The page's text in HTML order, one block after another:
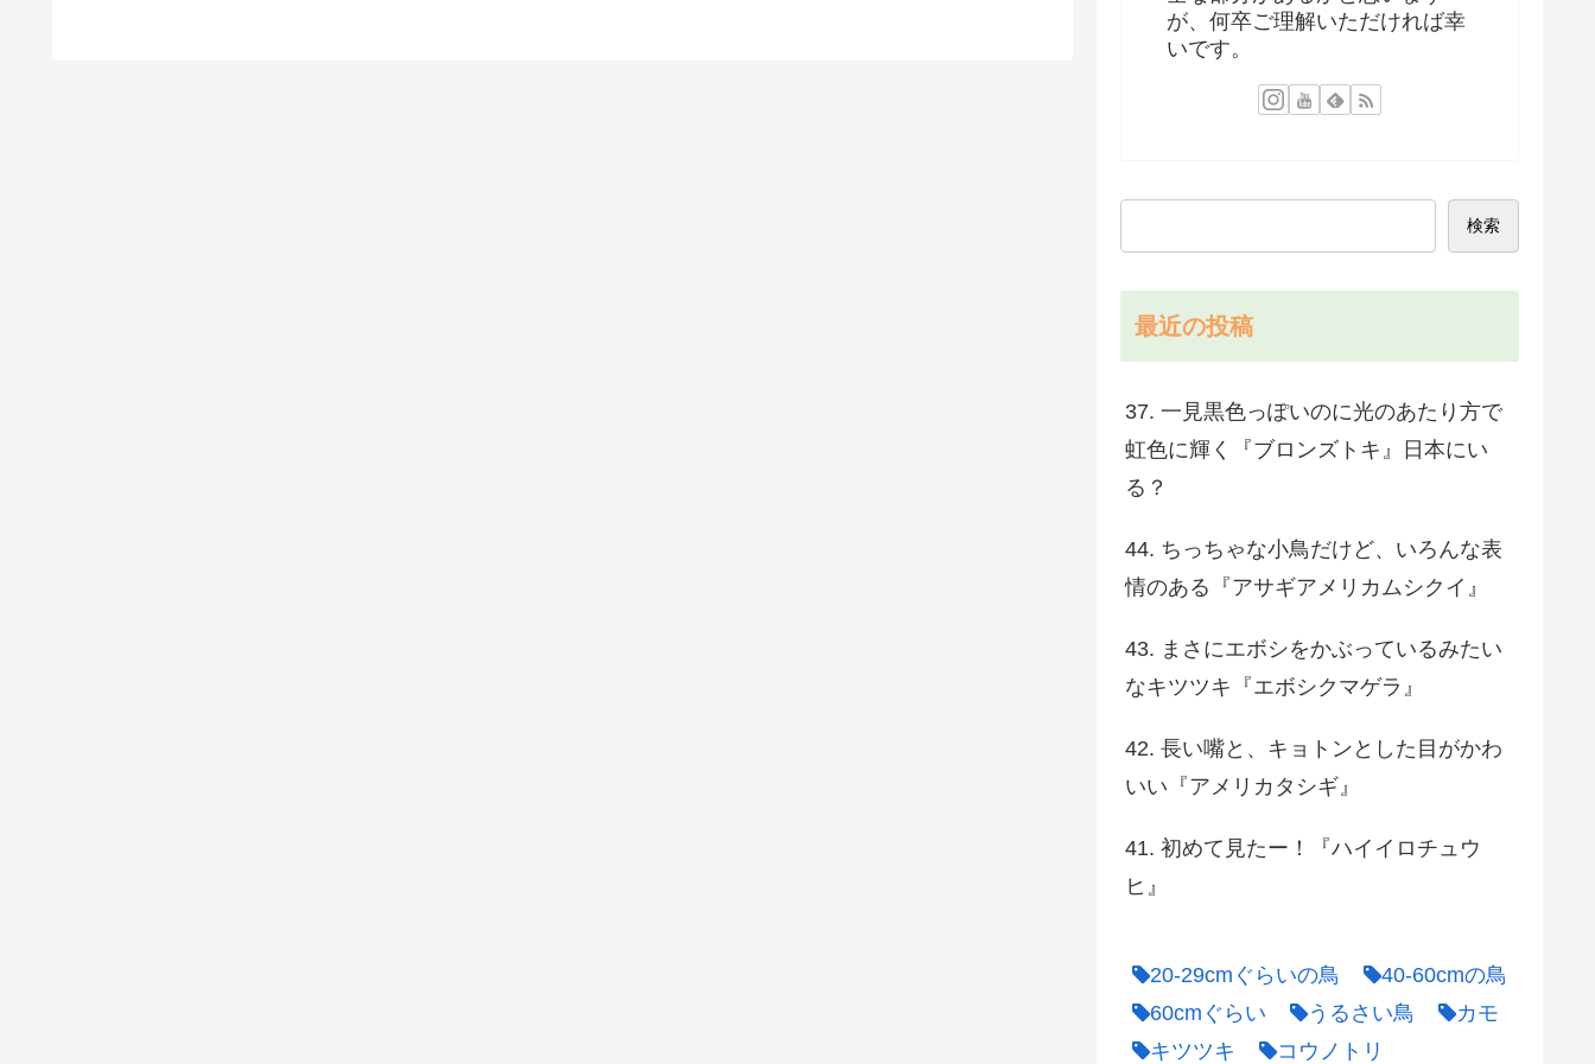
が、何卒ご理解いただければ幸
いです。
検索
最近の投稿
37. 一見黒色っぽいのに光のあたり方で
虹色に輝く『ブロンズトキ』日本にい
る？
44. ちっちゃな小鳥だけど、いろんな表
情のある『アサギアメリカムシクイ』
43. まさにエボシをかぶっているみたい
なキツツキ『エボシクマゲラ』
42. 長い嘴と、キョトンとした目がかわ
いい『アメリカタシギ』
41. 初めて見たー！『ハイイロチュウ
ヒ』
20-29cmぐらいの鳥
40-60cmの鳥
60cmぐらい
うるさい鳥
カモ
キツツキ
コウノトリ